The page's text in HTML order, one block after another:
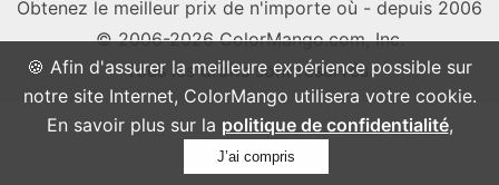
🍪 Afin d'assurer la meilleure expérience possible sur
notre site Internet, ColorMango utilisera votre cookie.
En savoir plus sur la politique de confidentialité,
J’ai compris
Obtenez le meilleur prix de n'importe où - depuis 2006
© 2006-2026 ColorMango.com, Inc.
Tous les droits sont réservés.